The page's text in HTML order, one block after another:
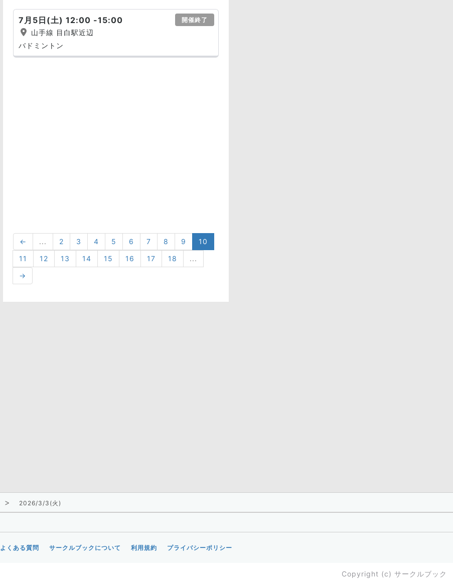
7月5日(土) 12:00 -15:00 開催終了
山手線 目白駅近辺
バドミントン
← ... 2 3 4 5 6 7 8 9
10
11
12 13 14 15 16 17 18
...
→
2026/3/3(火)
よくある質問 サークルブックについて 利用規約 プライバシーポリシー
Copyright (c) サークルブック